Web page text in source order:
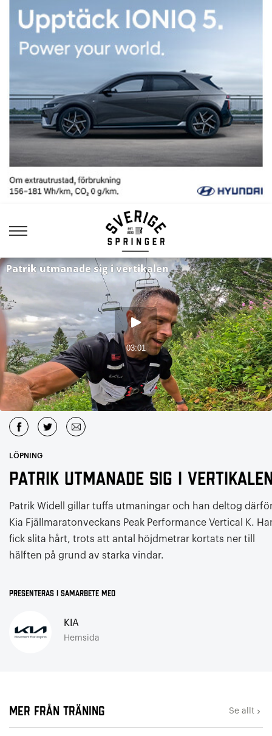
LÖPNING
Patrik utmanade sig i
Patrik Widell gillar tuffa utmaningar och han deltog
Kia Fjällmaratonveckans Peak Performance Vertical K.
fick slita hårt, trots att antal höjdmetrar kortats ner till
hälften på grund av starka vindar.
Presenteras i samarbete med
KIA
Hemsida
Mer från Träning Se allt keyboard_arrow_right